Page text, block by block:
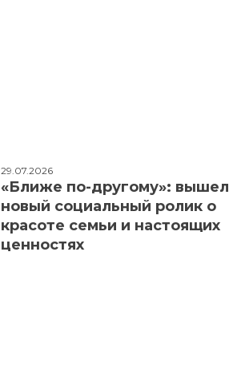
29.07.2026
«Ближе по-другому»: вышел
новый социальный ролик о
красоте семьи и настоящих
ценностях